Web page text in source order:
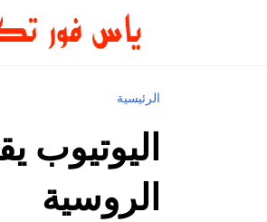
الرئيسية
اليوتيوب
الروسية